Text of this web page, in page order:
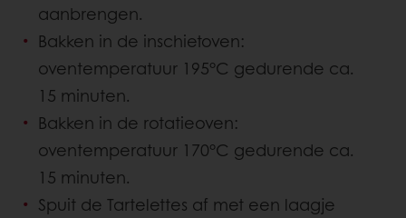
aanbrengen.
Bakken in de inschietoven:
oventemperatuur 195°C gedurende ca.
15 minuten.
Bakken in de rotatieoven:
oventemperatuur 170°C gedurende ca.
15 minuten.
Spuit de Tartelettes af met een laagje